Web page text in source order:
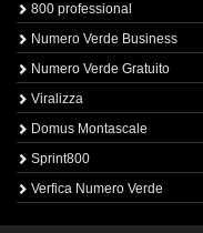
800 professional
Numero Verde Business
Numero Verde Gratuito
Viralizza
Domus Montascale
Sprint800
Verfica Numero Verde